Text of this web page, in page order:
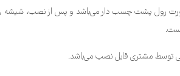
رول پشت چسب دار می‌باشد و پس از نصب، شیشه را
توسط مشتری قابل نصب می‌باشد.